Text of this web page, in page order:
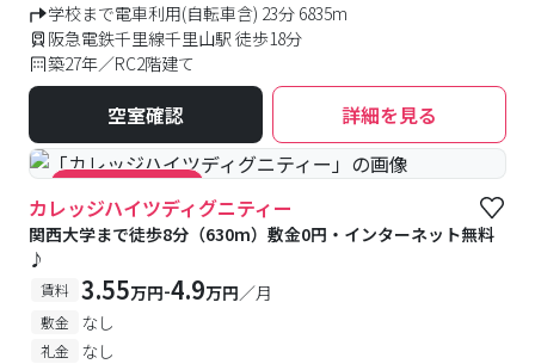
学校まで電車利用(自転車含) 23分 6835m
阪急電鉄千里線千里山駅 徒歩18分
築27年／RC2階建て
空室確認 詳細を見る
#キャンペーン実施中
カレッジハイツディグニティー
関西大学まで徒歩8分（630m）敷金0円・インターネット無料
♪
賃料 3.55万円-4.9万円／月
敷金 なし
礼金
なし